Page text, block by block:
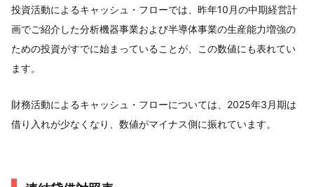
投資活動によるキャッシュ・フローでは、昨年10月の中期経営計
画でご紹介した分析機器事業および半導体事業の生産能力増強の
ための投資がすでに始まっていることが、この数値にも表れてい
ます。
財務活動によるキャッシュ・フローについては、2025年3月期は
借り入れが少なくなり、数値がマイナス側に振れています。